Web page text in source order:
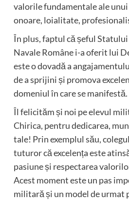
valorile fundamentale ale
onoare, loialitate,
În plus, faptul că șeful
Navale Române i-a oferit lui
este o dovadă a
de a sprijini și promova
domeniul în care se manifestă.
Îl felicităm și noi pe elevul
Chirica, pentru dedicarea,
tale! Prin exemplul său,
tuturor că excelența este
pasiune și respectarea
Acest moment este un pas
militară și un model de urmat